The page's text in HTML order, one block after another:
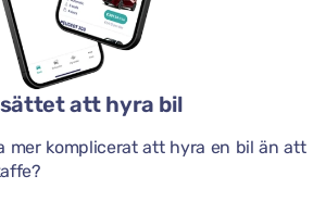
att hyra bil
mer komplicerat att hyra en bil än att